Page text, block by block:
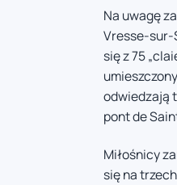
Na uwagę
Vresse-sur-
się z 75
odwiedzają
pont de
Miłośnicy
się na